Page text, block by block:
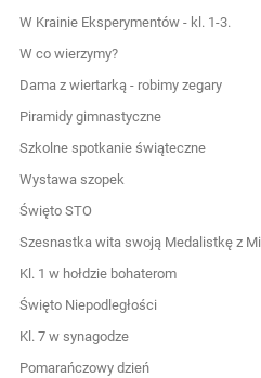
W Krainie Eksperymentów - kl. 1-3.
W co wierzymy?
Dama z wiertarką - robimy zegary
Piramidy gimnastyczne
Szkolne spotkanie świąteczne
Wystawa szopek
Święto STO
Szesnastka wita swoją Medalistkę z
Kl. 1 w hołdzie bohaterom
Święto Niepodległości
Kl. 7 w synagodze
Pomarańczowy dzień